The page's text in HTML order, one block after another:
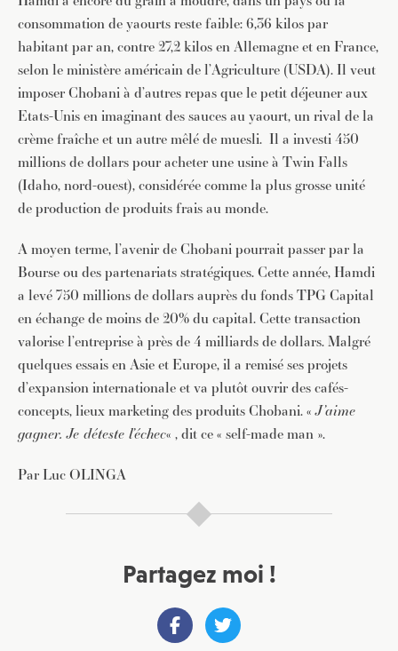
consommation de yaourts reste faible: 6,36 kilos par
habitant par an, contre 27,2 kilos en Allemagne et en France,
selon le ministère américain de l’Agriculture (USDA). Il veut
imposer Chobani à d’autres repas que le petit déjeuner aux
Etats-Unis en imaginant des sauces au yaourt, un rival de la
crème fraîche et un autre mêlé de muesli. Il a investi 450
millions de dollars pour acheter une usine à Twin Falls
(Idaho, nord-ouest), considérée comme la plus grosse unité
de production de produits frais au monde.
A moyen terme, l’avenir de Chobani pourrait passer par la
Bourse ou des partenariats stratégiques. Cette année, Hamdi
a levé 750 millions de dollars auprès du fonds TPG Capital
en échange de moins de 20% du capital. Cette transaction
valorise l’entreprise à près de 4 milliards de dollars. Malgré
quelques essais en Asie et Europe, il a remisé ses projets
d’expansion internationale et va plutôt ouvrir des cafés-
concepts, lieux marketing des produits Chobani. «J’aime
gagner. Je déteste l’échec« , dit ce « self-made man ».
Par Luc OLINGA
Partagez moi !
JE M'INSCRIS À LA NEWSLETTER
Pour recevoir toutes les deux semaines notre lettre